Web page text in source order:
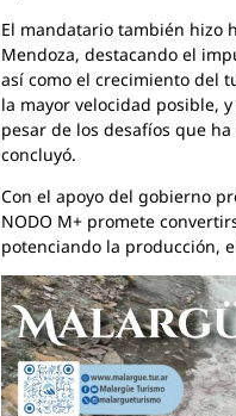
El mandatario también hizo
Mendoza, destacando el
así como el crecimiento del
la mayor velocidad posible,
pesar de los desafíos que
concluyó.
Con el apoyo del gobierno
NODO M+ promete
potenciando la producción,